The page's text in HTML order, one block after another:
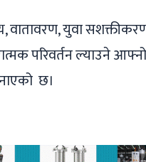
वातावरण, युवा
परिवर्तन ल्याउने
छ।